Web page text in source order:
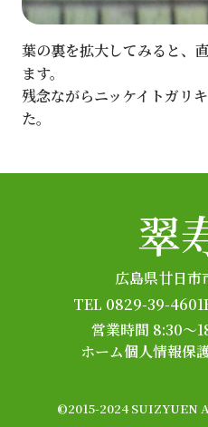
葉の裏を拡大してみると、
ます。
残念ながらニッケイトガリ
た。
翠
広島県廿日市
TEL 0829-39-4601
営業時間 8:30～
ホーム個人情報保
©2015-2024 SUIZYUEN